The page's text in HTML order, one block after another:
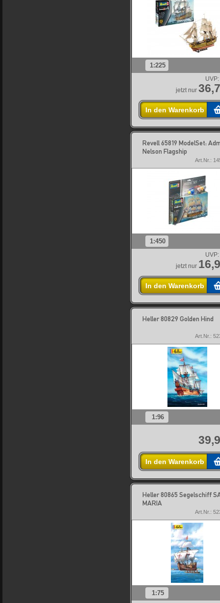
1:225
UVP:
jetzt nur
In den Warenkorb
Revell 65819 ModelSet:
Nelson Flagship
Art.Nr.:
1:450
UVP:
jetzt nur
In den Warenkorb
Heller 80829 Golden Hind
Art.Nr.:
1:96
In den Warenkorb
Heller 80865 Segelschiff
MARIA
Art.Nr.:
1:75